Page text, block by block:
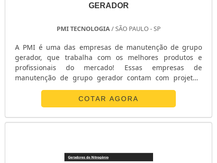
GERADOR
PMI TECNOLOGIA/ SÃO PAULO - SP
A PMI é uma das empresas de manutenção de grupo
gerador, que trabalha com os melhores produtos e
profissionais do mercado! Essas empresas de
manutenção de grupo gerador contam com projetos,
instalações e serviços de manutenções preventivas e
corretivas em grupos geradores à diesel, de pequeno,
médio e grande porte, de todas as marcas e modelos,
compreendendo os sistemas eletrônicos de controle,
COTAR AGORA